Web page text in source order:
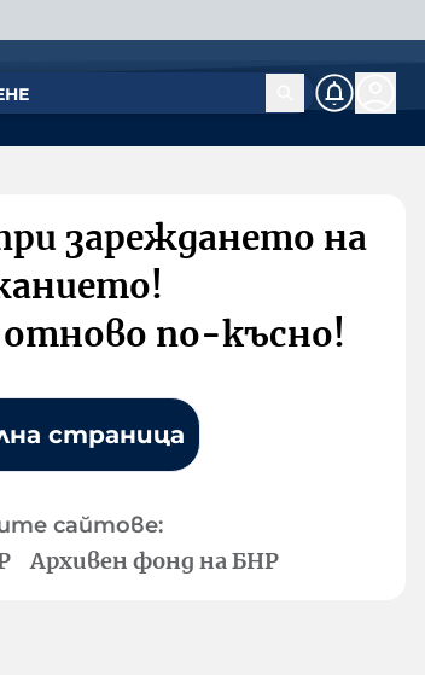
зареждането на
по-късно!
страница
сайтове:
Архивен фонд на БНР